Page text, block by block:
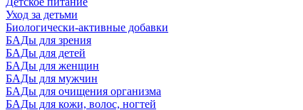
Уход за детьми
Биологически-активные добавки
БАДы для зрения
БАДы для детей
БАДы для женщин
БАДы для мужчин
БАДы для очищения организма
БАДы для кожи, волос, ногтей